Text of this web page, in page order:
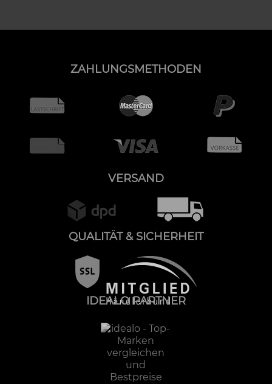
ZAHLUNGSMETHODEN
VERSAND
QUALITÄT & SICHERHEIT
IDEALO PARTNER